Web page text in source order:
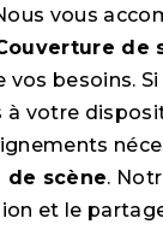
vous
de
vos besoins.
à votre
de scène.
et le